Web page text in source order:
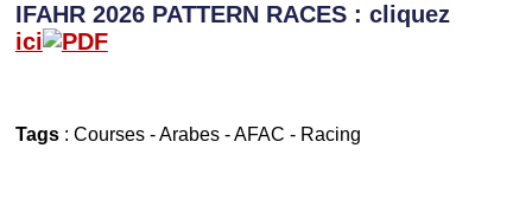
IFAHR 2026 PATTERN RACES : cliquez
ici
Tags: Courses-Arabes-AFAC - Racing